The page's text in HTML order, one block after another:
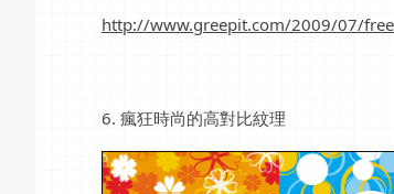
http://www.greepit.com/2009/07/
6. 瘋狂時尚的高對比紋理